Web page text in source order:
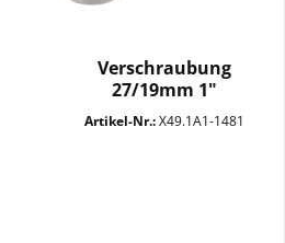
Verschraubung
27/19mm 1"
Überwurfmutter
SW14+29 MC
Artikel-Nr.:X49.1A1-1481